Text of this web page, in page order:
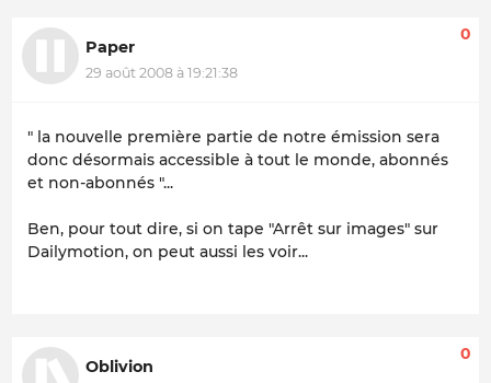
Paper
29 août 2008 à 19:21:38
0
" la nouvelle première partie de notre émission sera
donc désormais accessible à tout le monde, abonnés
et non-abonnés "...
Ben, pour tout dire, si on tape "Arrêt sur images" sur
Dailymotion, on peut aussi les voir...
Oblivion
0